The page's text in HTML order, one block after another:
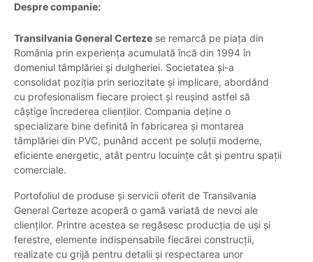
Despre companie:
Transilvania General Certeze se remarcă pe piața din
România prin experiența acumulată încă din 1994 în
domeniul tâmplăriei și dulgheriei. Societatea și-a
consolidat poziția prin seriozitate și implicare, abordând
cu profesionalism fiecare proiect și reușind astfel să
câștige încrederea clienților. Compania deține o
specializare bine definită în fabricarea și montarea
tâmplăriei din PVC, punând accent pe soluții moderne,
eficiente energetic, atât pentru locuințe cât și pentru spații
comerciale.
Portofoliul de produse și servicii oferit de Transilvania
General Certeze acoperă o gamă variată de nevoi ale
clienților. Printre acestea se regăsesc producția de uși și
ferestre, elemente indispensabile fiecărei construcții,
realizate cu grijă pentru detalii și respectarea unor